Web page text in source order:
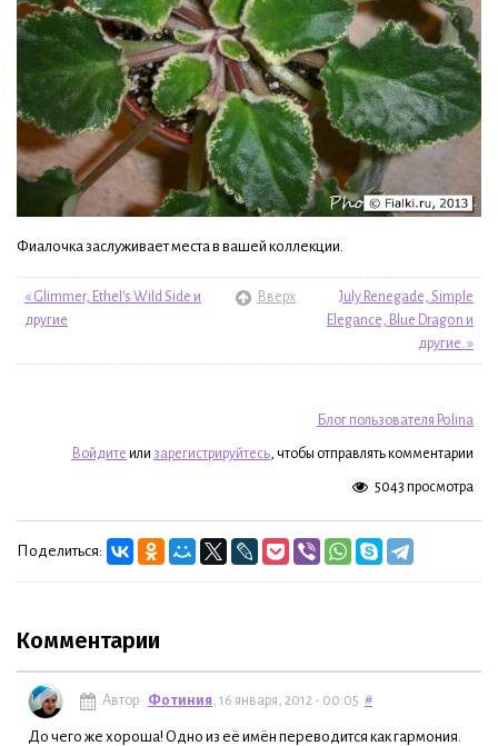
Фиалочка заслуживает места в вашей коллекции.
« Glimmer, Ethel's Wild Side и
другие
Вверх
July Renegade, Simple
Elegance, Blue Dragon и
другие. »
Блог пользователя Polina
Войдите или зарегистрируйтесь, чтобы отправлять комментарии
5043 просмотра
Поделиться:
Комментарии
Автор: Фотиния, 16 января, 2012 - 00:05 #
До чего же хороша! Одно из её имён переводится как гармония.